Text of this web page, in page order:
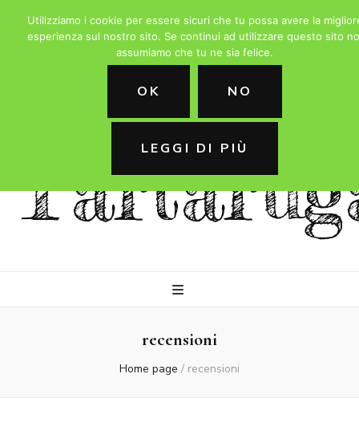
La
recensioni
Home page / recensioni
Utilizziamo i cookie per essere sicuri che tu possa avere la
esperienza sul nostro sito. Se continui ad utilizzare questo sito
assumiamo che tu ne sia felice.
OK NO
LEGGI DI PIÙ